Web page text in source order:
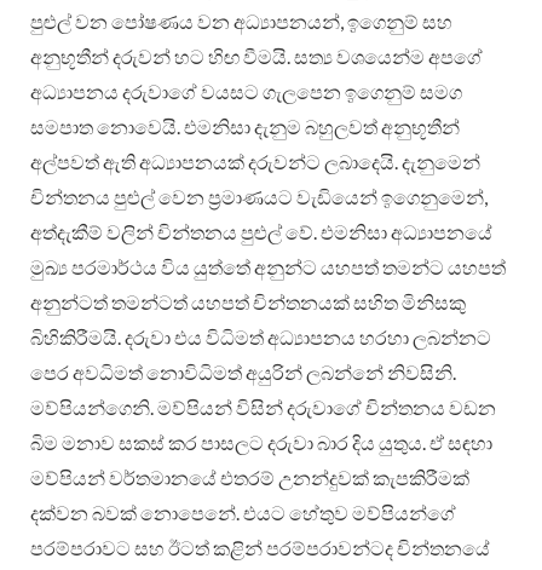
පුළුල් වන පෝෂණය වන අධ්‍යාපනයන්, ඉගෙනුම් සහ
අනුභූතීන් දරුවන් හට හිඟ වීමයි. සත්‍ය වශයෙන්ම අපගේ
අධ්‍යාපනය දරුවාගේ වයසට ගැලපෙන ඉගෙනුම් සමග
සමපාත නොවෙයි. එමනිසා දැනුම බහුලවත් අනුභූතීන්
අල්පවත් ඇති අධ්‍යාපනයක් දරුවන්ට ලබාදෙයි. දැනුමෙන්
චින්තනය පුළුල් වෙන ප්‍රමාණයට වැඩියෙන් ඉගෙනුමෙන්,
අත්දැකීම් වලින් චින්තනය පුළුල් වේ. එමනිසා අධ්‍යාපනයේ
මුඛ්‍ය පරමාර්ථය විය යුත්තේ අනුන්ට යහපත් තමන්ට යහපත්
අනුන්ටත් තමන්ටත් යහපත් චින්තනයක් සහිත මිනිසකු
බිහිකිරීමයි. දරුවා එය විධිමත් අධ්‍යාපනය හරහා ලබන්නට
පෙර අවධිමත් නොවිධිමත් අයුරින් ලබන්නේ නිවසිනි.
මව්පියන්ගෙනි. මව්පියන් විසින් දරුවාගේ චින්තනය වඩන
බිම මනාව සකස් කර පාසලට දරුවා බාර දිය යුතුය. ඒ සඳහා
මව්පියන් වර්තමානයේ එතරම් උනන්දුවක් කැපකිරීමක්
දක්වන බවක් නොපෙනේ. එයට හේතුව මව්පියන්ගේ
පරම්පරාවට සහ ඊටත් කළින් පරම්පරාවන්ටද චින්තනයේ